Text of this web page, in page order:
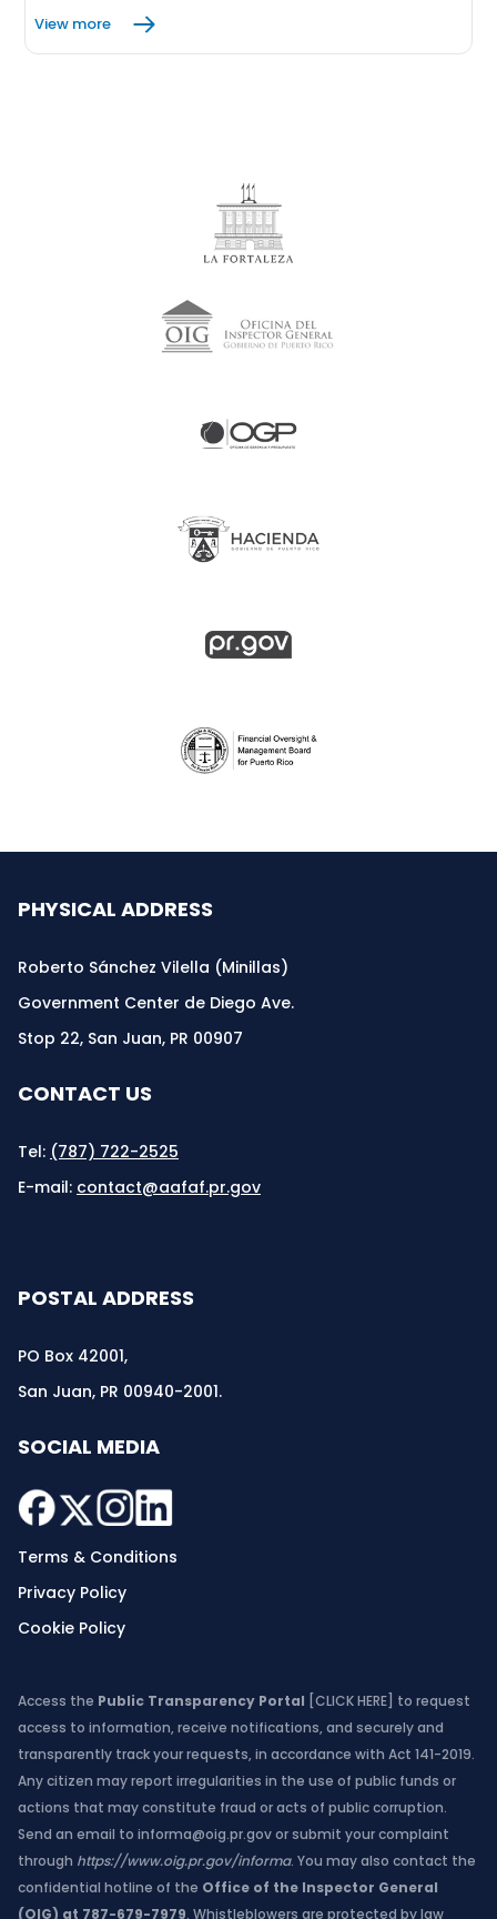
View more
PHYSICAL ADDRESS
Roberto Sánchez Vilella (Minillas)
Government Center de Diego Ave.
Stop 22, San Juan, PR 00907
CONTACT US
Tel: (787) 722-2525
E-mail: contact@aafaf.pr.gov
POSTAL ADDRESS
PO Box 42001,
San Juan, PR 00940-2001.
SOCIAL MEDIA
Terms & Conditions
Privacy Policy
Cookie Policy
Access the Public Transparency Portal [CLICK HERE] to request
access to information, receive notifications, and securely and
transparently track your requests, in accordance with Act 141-2019.
Any citizen may report irregularities in the use of public funds or
actions that may constitute fraud or acts of public corruption.
Send an email to informa@oig.pr.govor submit your complaint
through https://www.oig.pr.gov/informa. You may also contact the
confidential hotline of the Office of the Inspector General
(OIG) at 787-679-7979. Whistleblowers are protected by law